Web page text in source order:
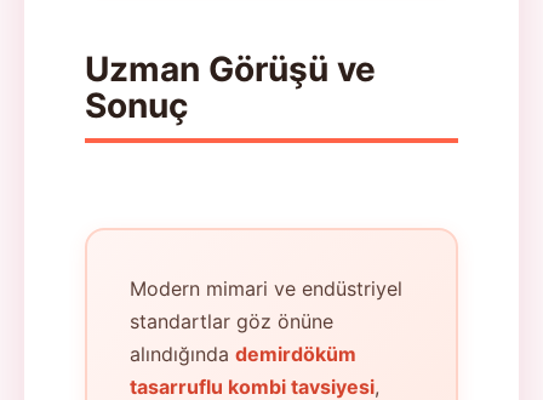
Uzman Görüşü ve
Sonuç
Modern mimari ve endüstriyel
standartlar göz önüne
alındığında demirdöküm
tasarruflu kombi tavsiyesi,